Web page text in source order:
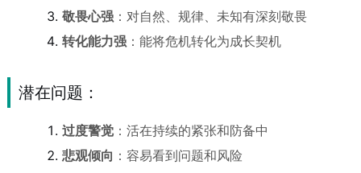
敬畏心强：对自然、规律、未知有深刻敬畏
转化能力强：能将危机转化为成长契机
潜在问题：
过度警觉：活在持续的紧张和防备中
悲观倾向 ：容易看到问题和风险